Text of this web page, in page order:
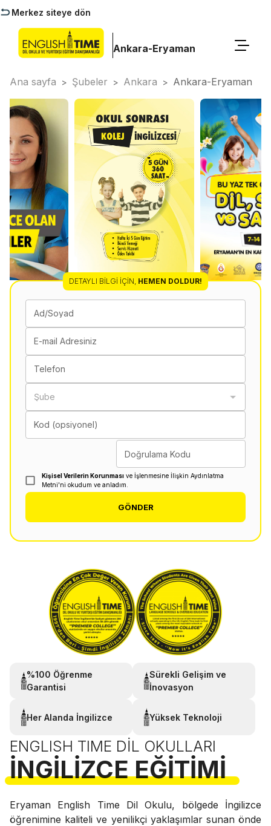
Merkez siteye dön
Ankara-Eryaman
Ana sayfa > Şubeler > Ankara > Ankara-Eryaman
DETAYLI BILGI İÇIN, HEMEN DOLDUR!
Ad/Soyad
E-mail Adresiniz
Telefon
Şube
Kod (opsiyonel)
Doğrulama Kodu
Kişisel Verilerin Korunması ve İşlenmesine İlişkin Aydınlatma
Metni'ni okudum ve anladım.
GÖNDER
%100 Öğrenme
Garantisi
Sürekli Gelişim ve
İnovasyon
Her Alanda İngilizce Yüksek Teknoloji
ENGLISH TIME DIL OKULLARI
İNGILIZCE EĞITIMI
Eryaman English Time Dil Okulu, bölgede İngilizce
öğrenimine kaliteli ve yenilikçi yaklaşımlar sunan önde